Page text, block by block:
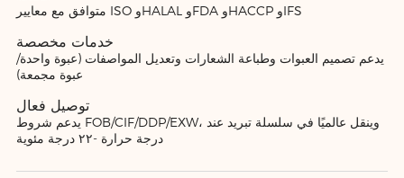
متوافق مع معايير ISO وHALAL وFDA وHACCP وIFS
خدمات مخصصة
يدعم تصميم العبوات وطباعة الشعارات وتعديل المواصفات (عبوة واحدة/
عبوة مجمعة)
توصيل فعال
يدعم شروط FOB/CIF/DDP/EXW، وينقل عالميًا في سلسلة تبريد عند
درجة حرارة -٢٢ درجة مئوية